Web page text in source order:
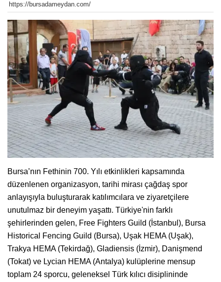
https://bursadameydan.com/
Bursa’nın Fethinin 700. Yılı etkinlikleri kapsamında
düzenlenen organizasyon, tarihi mirası çağdaş spor
anlayışıyla buluşturarak katılımcılara ve ziyaretçilere
unutulmaz bir deneyim yaşattı. Türkiye'nin farklı
şehirlerinden gelen, Free Fighters Guild (İstanbul), Bursa
Historical Fencing Guild (Bursa), Uşak HEMA (Uşak),
Trakya HEMA (Tekirdağ), Gladiensis (İzmir), Danişmend
(Tokat) ve Lycian HEMA (Antalya) kulüplerine mensup
toplam 24 sporcu, geleneksel Türk kılıcı disiplininde